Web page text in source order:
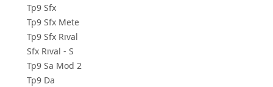
Tp9 Sfx
Tp9 Sfx Mete
Tp9 Sfx Rıval
Sfx Rıval - S
Tp9 Sa Mod 2
Tp9 Da